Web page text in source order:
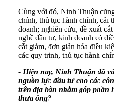
Cùng với đó, Ninh Thuận
chính, thủ tục hành chính, cải
doanh; nghiên cứu, đề xuất
nghề đầu tư, kinh doanh có
cắt giảm, đơn giản hóa điều
các quy trình, thủ tục hành
- Hiện nay, Ninh Thuận đã
nguồn lực đầu tư cho các
trên địa bàn nhằm góp phần
thưa ông?